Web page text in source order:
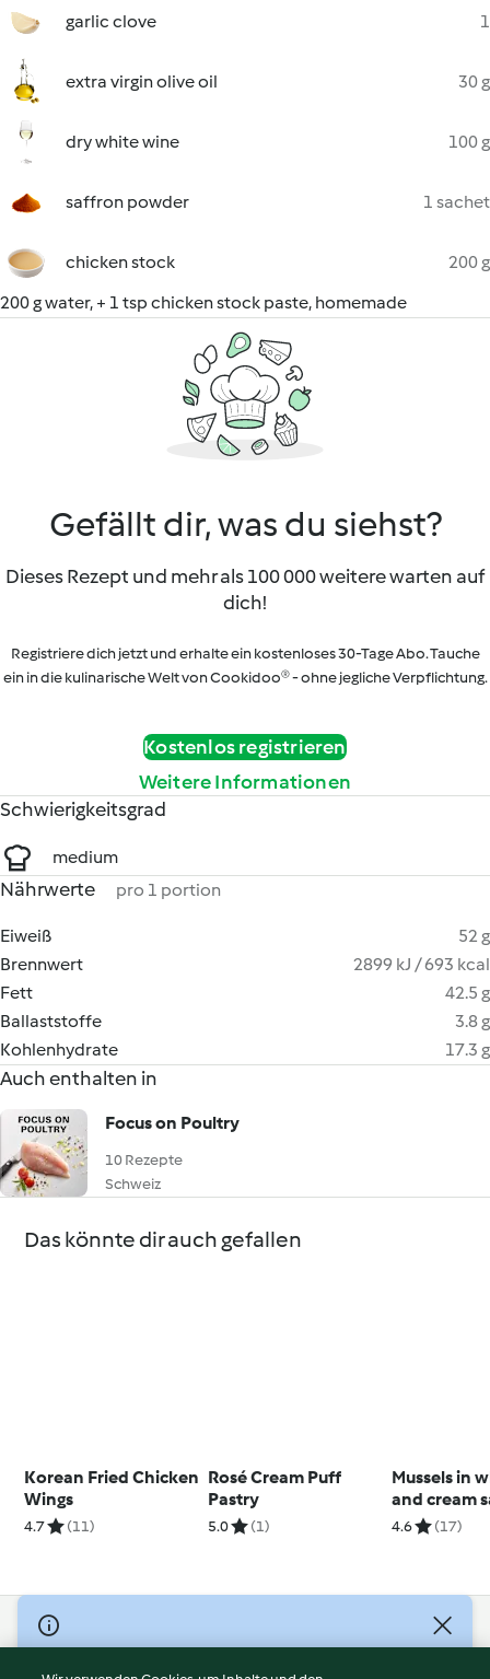
garlic clove 1
extra virgin olive oil 30 g
dry white wine 100 g
saffron powder 1 sachet
chicken stock
200 g
200 g water, + 1 tsp chicken stock paste, homemade
Gefällt dir, was du siehst?
Dieses Rezept und mehr als 100 000 weitere warten auf
dich!
Registriere dich jetzt und erhalte ein kostenloses 30-Tage Abo. Tauche
ein in die kulinarische Welt von Cookidoo® - ohne jegliche Verpflichtung.
Kostenlos registrieren
Weitere Informationen
Schwierigkeitsgrad
medium
Nährwerte pro 1 portion
Eiweiß
52 g
Brennwert
2899 kJ / 693 kcal
Fett
42.5 g
Ballaststoffe
3.8 g
Kohlenhydrate
17.3 g
Auch enthalten in
Focus on Poultry
10 Rezepte
Schweiz
Das könnte dir auch gefallen
Korean Fried Chicken
Wings
4.7 (11)
Rosé Cream Puff
Pastry
5.0 (1)
Mussels in
and cream
4.6 (17)
© Copyright 2026